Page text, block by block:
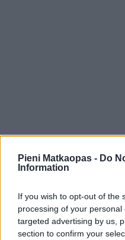
Pieni Matkaopas - Do
Information
If you wish to opt-out of the
processing of your
targeted advertising by us,
section to confirm your